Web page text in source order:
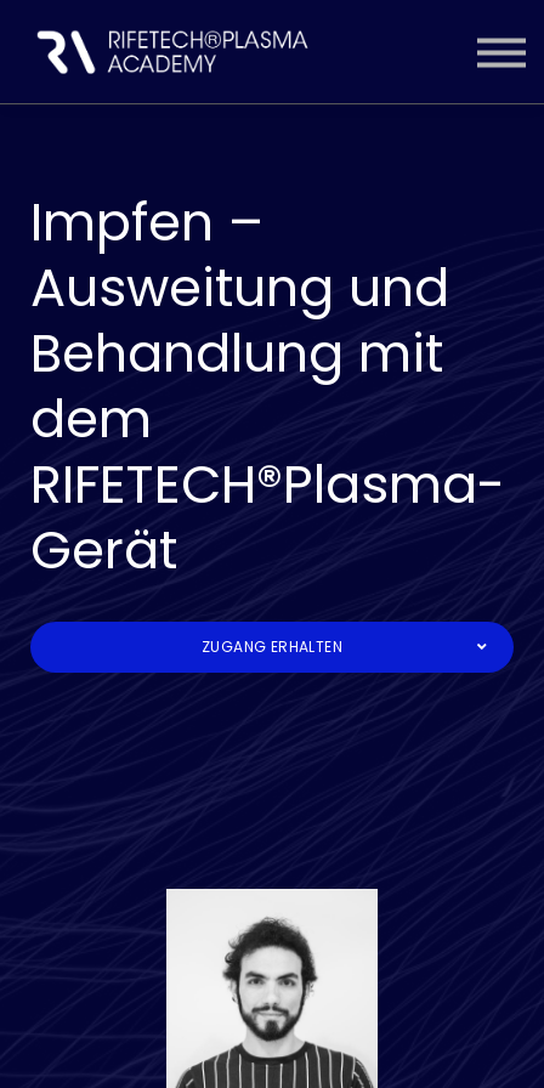
INHALTE
EINLOGGEN
Impfen –
Ausweitung und
Behandlung mit
dem
RIFETECH®Plasma-
Gerät
ZUGANG ERHALTEN